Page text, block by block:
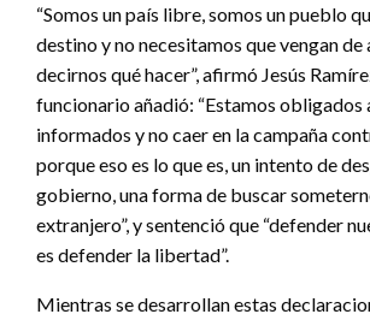
“Somos un país libre, somos un pueblo
destino y no necesitamos que vengan de
decirnos qué hacer”, afirmó Jesús
funcionario añadió: “Estamos obligados
informados y no caer en la campaña
porque eso es lo que es, un intento de
gobierno, una forma de buscar
extranjero”, y sentenció que “defender
es defender la libertad”.
Mientras se desarrollan estas